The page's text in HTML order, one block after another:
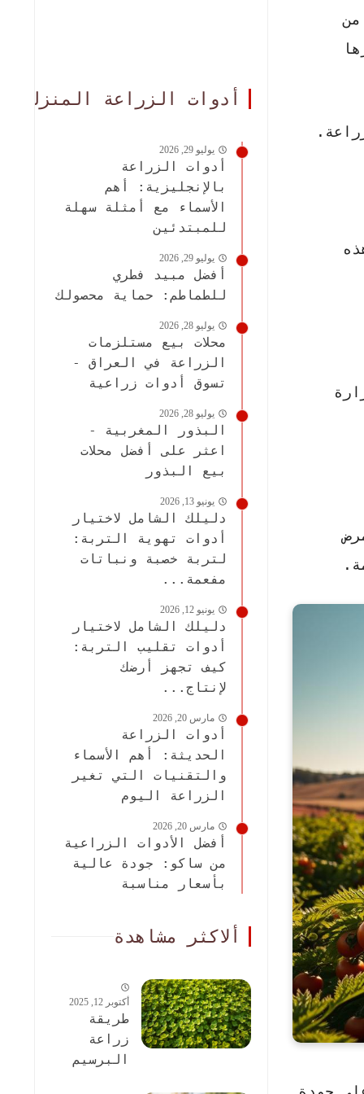
أدوات الزراعة المنزلية
يوليو 29, 2026
أدوات الزراعة
بالإنجليزية: أهم
الأسماء مع أمثلة سهلة
للمبتدئين
يوليو 29, 2026
أفضل مبيد فطري
للطماطم: حماية محصولك
يوليو 28, 2026
محلات بيع مستلزمات
الزراعة في العراق -
تسوق أدوات زراعية
يوليو 28, 2026
البذور المغربية -
اعثر على أفضل محلات
بيع البذور
يونيو 13, 2026
دليلك الشامل لاختيار
أدوات تهوية التربة:
لتربة خصبة ونباتات
مفعمة...
يونيو 12, 2026
دليلك الشامل لاختيار
أدوات تقليب التربة:
كيف تجهز أرضك
لإنتاج...
مارس 20, 2026
أدوات الزراعة
الحديثة: أهم الأسماء
والتقنيات التي تغير
الزراعة اليوم
مارس 20, 2026
أفضل الأدوات الزراعية
من ساكو: جودة عالية
بأسعار مناسبة
ألاكثر مشاهدة
أكتوبر 12, 2025
طريقة
زراعة
البرسيم